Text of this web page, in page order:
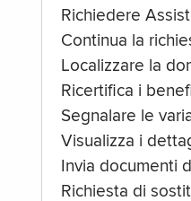
Richiedere
Continua la
Localizzare la
Ricertifica i
Segnalare le
Visualizza i
Invia documenti
Richiesta di